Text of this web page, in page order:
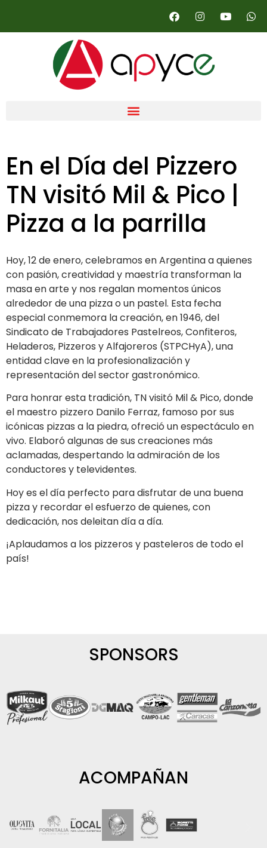
En el Día del Pizzero
TN visitó Mil & Pico |
Pizza a la parrilla
Hoy, 12 de enero, celebramos en Argentina a quienes
con pasión, creatividad y maestría transforman la
masa en arte y nos regalan momentos únicos
alrededor de una pizza o un pastel. Esta fecha
especial conmemora la creación, en 1946, del
Sindicato de Trabajadores Pastelreos, Confiteros,
Heladeros, Pizzeros y Alfajoreros (STPCHyA), una
entidad clave en la profesionalización y
representación del sector gastronómico.
Para honrar esta tradición, TN visitó Mil & Pico, donde
el maestro pizzero Danilo Ferraz, famoso por sus
icónicas pizzas a la piedra, ofreció un espectáculo en
vivo. Elaboró algunas de sus creaciones más
aclamadas, despertando la admiración de los
conductores y televidentes.
Hoy es el día perfecto para disfrutar de una buena
pizza y recordar el esfuerzo de quienes, con
dedicación, nos deleitan día a día.
¡Aplaudamos a los pizzeros y pasteleros de todo el
país!
SPONSORS
ACOMPAÑAN